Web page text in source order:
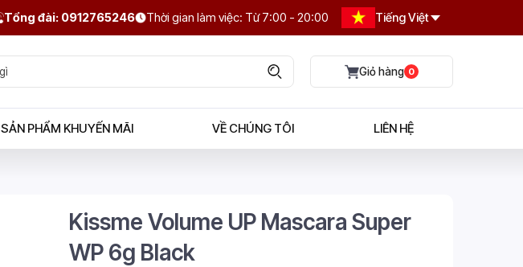
Tổng đài: 0912765246 Thời gian làm việc: Từ 7:00 - 20:00 Tiếng Việt
0
SẢN PHẨM KHUYẾN MÃI VỀ CHÚNG TÔI LIÊN HỆ
Kissme Volume UP Mascara Super
WP 6g Black